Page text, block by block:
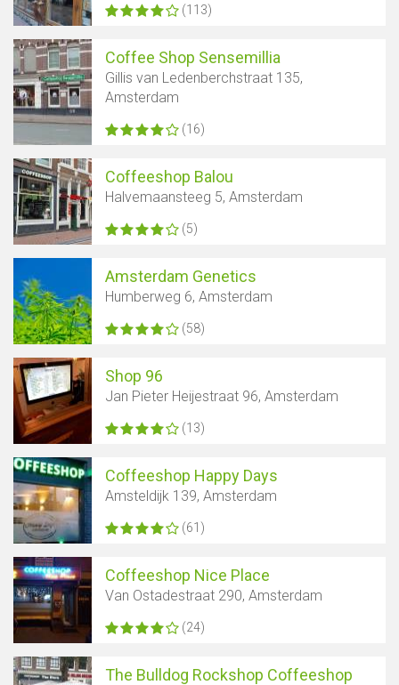
(113)
Coffee Shop Sensemillia
Gillis van Ledenberchstraat 135,
Amsterdam
(16)
Coffeeshop Balou
Halvemaansteeg 5, Amsterdam
(5)
Amsterdam Genetics
Humberweg 6, Amsterdam
(58)
Shop 96
Jan Pieter Heijestraat 96, Amsterdam
(13)
Coffeeshop Happy Days
Amsteldijk 139, Amsterdam
(61)
Coffeeshop Nice Place
Van Ostadestraat 290, Amsterdam
(24)
The Bulldog Rockshop Coffeeshop